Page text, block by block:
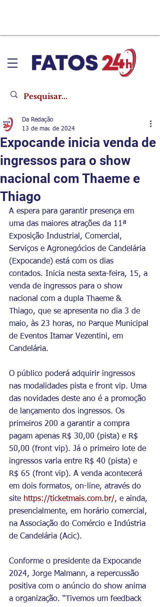
Expocande inicia venda de
ingressos para o show
nacional com Thaeme e
Thiago
Da Redação
13 de mar. de 2024
A espera para garantir presença em
uma das maiores atrações da 11ª
Exposição Industrial, Comercial,
Serviços e Agronegócios de Candelária
(Expocande) está com os dias
contados. Inicia nesta sexta-feira, 15, a
venda de ingressos para o show
nacional com a dupla Thaeme &
Thiago, que se apresenta no dia 3 de
maio, às 23 horas, no Parque Municipal
de Eventos Itamar Vezentini, em
Candelária.
O público poderá adquirir ingressos
nas modalidades pista e front vip. Uma
das novidades deste ano é a promoção
de lançamento dos ingressos. Os
primeiros 200 a garantir a compra
pagam apenas R$ 30,00 (pista) e R$
50,00 (front vip). Já o primeiro lote de
ingressos varia entre R$ 40 (pista) e
R$ 65 (front vip). A venda acontecerá
em dois formatos, on-line, através do
site https://ticketmais.com.br/, e ainda,
presencialmente, em horário comercial,
na Associação do Comércio e Indústria
de Candelária (Acic).
Conforme o presidente da Expocande
2024, Jorge Malmann, a repercussão
positiva com o anúncio do show anima
a organização. “Tivemos um feedback